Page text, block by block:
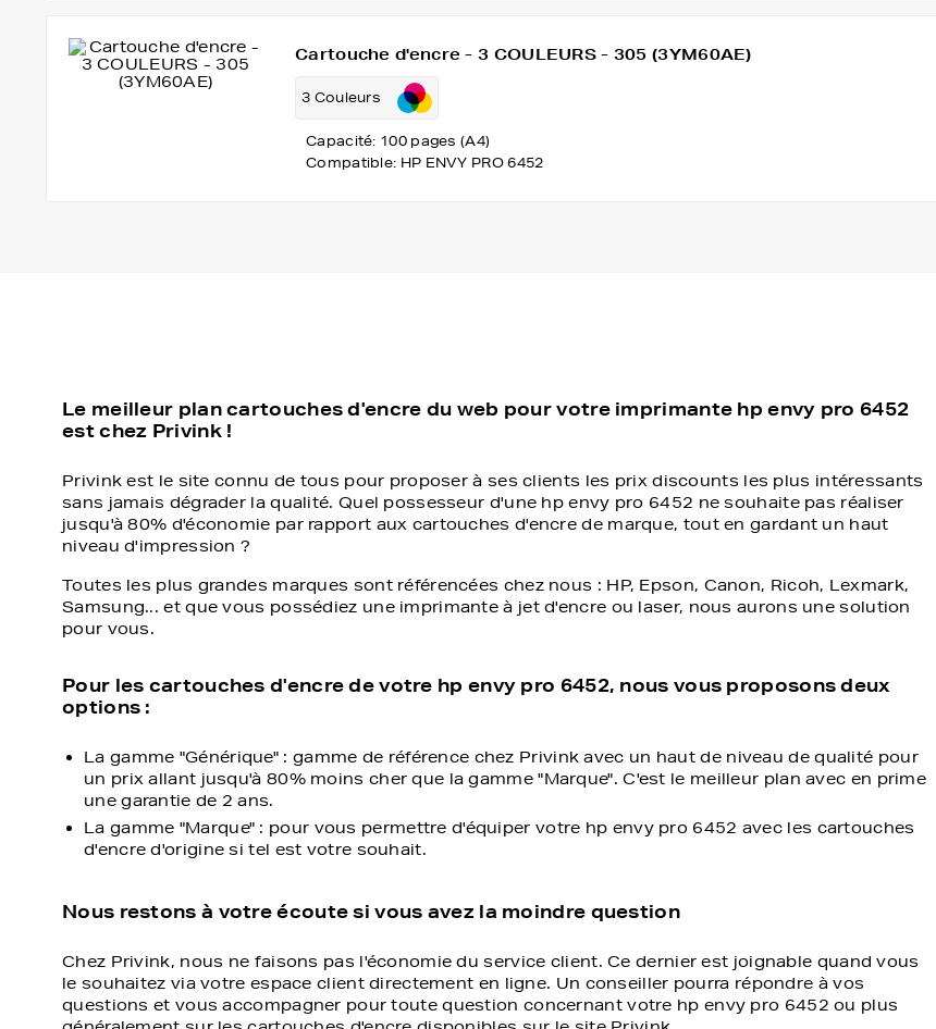
Cartouche d'encre - 3 COULEURS - 305 (3YM60AE)
3 Couleurs
Capacité: 100 pages (A4)
Compatible: HP ENVY PRO 6452
Le meilleur plan cartouches d'encre du web pour votre imprimante hp envy pro 6452
est chez Privink !
Privink est le site connu de tous pour proposer à ses clients les prix discounts les plus intéressants
sans jamais dégrader la qualité. Quel possesseur d'une hp envy pro 6452 ne souhaite pas réaliser
jusqu'à 80% d'économie par rapport aux cartouches d'encre de marque, tout en gardant un haut
niveau d'impression ?
Toutes les plus grandes marques sont référencées chez nous : HP, Epson, Canon, Ricoh, Lexmark,
Samsung... et que vous possédiez une imprimante à jet d'encre ou laser, nous aurons une solution
pour vous.
Pour les cartouches d'encre de votre hp envy pro 6452, nous vous proposons deux
options :
La gamme "Générique" : gamme de référence chez Privink avec un haut de niveau de qualité pour
un prix allant jusqu'à 80% moins cher que la gamme "Marque". C'est le meilleur plan avec en prime
une garantie de 2 ans.
La gamme "Marque" : pour vous permettre d'équiper votre hp envy pro 6452 avec les cartouches
d'encre d'origine si tel est votre souhait.
Nous restons à votre écoute si vous avez la moindre question
Chez Privink, nous ne faisons pas l'économie du service client. Ce dernier est joignable quand vous
le souhaitez via votre espace client directement en ligne. Un conseiller pourra répondre à vos
questions et vous accompagner pour toute question concernant votre hp envy pro 6452 ou plus